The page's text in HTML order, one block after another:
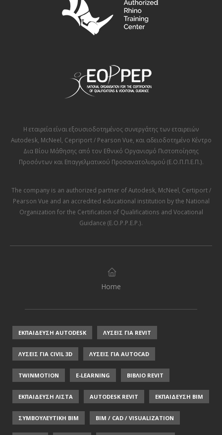
Η εταιρεία είναι εξουσιοδοτημένος συνεργάτης των εταιρειών
Autodesk, McNeel Cepriport / Pearson Vue , και αδειοδοτημένο Κέντρο
Δια Βίου Μάθησης από τον Εθνικό Οργανισμό Πιστοποίησης
Προσόντων και Επαγγελματικού Προσανατολισμού (Ε.Ο.Π.Π.Ε.Π.).
The company is an authorized partner ofAutodesk, McNeel Certiport /
Pearson Vue and an accredited educational institution by the National
Organization for the Certification of Qualifications and Vocational
Guidance (E.O.P.P.E.P.).
Home
ΕΚΠΑΙΔΕΥΣΗ AUTODESK ΛΥΣΕΙΣ ΓΙΑ REVIT
ΛΥΣΕΙΣ ΓΙΑ CIVIL 3D ΛΥΣΕΙΣ ΓΙΑ AUTOCAD
TWINMOTION E-LEARNING ΒΙΒΛΙΟ REVIT
ΕΚΠΑΙΔΕΥΣΗ ΛΙΣΤΑ AUTODESK REVIT ΕΚΠΑΙΔΕΥΣΗ ΒΙΜ
ΣΥΜΒΟΥΛΕΥΤΙΚΗ ΒΙΜ BIM / CAD / VISUALIZATION